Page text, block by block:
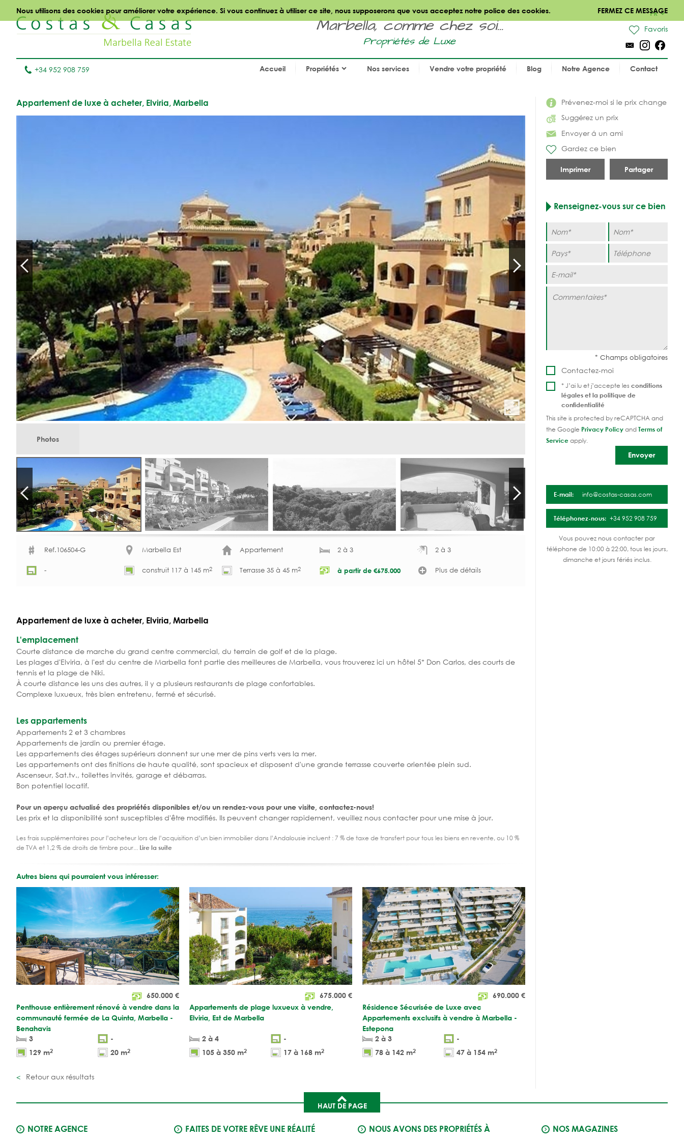
Nous utilisons des cookies pour améliorer votre expérience. Si vous continuez à utiliser ce site, nous supposerons que vous acceptez notre police des cookies. FERMEZ CE MESSAGE
Marbella, comme chez soi...
Propriétés de Luxe
FR
Favoris
+34 952 908 759 Accueil Propriétés Nos services Vendre votre propriété Blog Notre Agence Contact
Prévenez-moi si le prix change
Suggérez un prix
Envoyer á un ami
Gardez ce bien
Imprimer Partager
Appartement de luxe à acheter, Elviria, Marbella
Photos
Ref.106504-G Marbella Est Appartement 2 à 3 2 à 3
- construit 117 à 145 m2 Terrasse 35 à 45 m2 à partir de €675.000 Plus de détails
Appartement de luxe à acheter, Elviria, Marbella
L'emplacement
Courte distance de marche du grand centre commercial, du terrain de golf et de la plage.
Les plages d'Elviria, à l'est du centre de Marbella font partie des meilleures de Marbella, vous trouverez ici un hôtel 5* Don Carlos, des courts de
tennis et la plage de Niki.
À courte distance les uns des autres, il y a plusieurs restaurants de plage confortables.
Complexe luxueux, très bien entretenu, fermé et sécurisé.
Les appartements
Appartements 2 et 3 chambres
Appartements de jardin ou premier étage.
Les appartements des étages supérieurs donnent sur une mer de pins verts vers la mer.
Les appartements ont des finitions de haute qualité, sont spacieux et disposent d'une grande terrasse couverte orientée plein sud.
Ascenseur, Sat.tv., toilettes invités, garage et débarras.
Bon potentiel locatif.
Pour un aperçu actualisé des propriétés disponibles et/ou un rendez-vous pour une visite, contactez-nous!
Les prix et la disponibilité sont susceptibles d'être modifiés. Ils peuvent changer rapidement, veuillez nous contacter pour une mise à jour.
Les frais supplémentaires pour l’acheteur lors de l’acquisition d’un bien immobilier dans l’Andalousie incluent : 7 % de taxe de transfert pour tous les biens en revente, ou 10 %
de TVA et 1,2 % de droits de timbre pour... Lire la suite
Renseignez-vous sur ce bien
Contactez-moi
* J’ai lu et j’accepte les conditions
légales et la politique de
confidentialité
This site is protected by reCAPTCHA and
the Google Privacy PolicyandTerms of
Serviceapply.
E-mail: info@costas-casas.com
Téléphonez-nous: +34 952 908 759
Vous pouvez nous contacter par
téléphone de 10:00 à 22:00, tous les jours,
dimanche et jours fériés inclus.
Autres biens qui pourraient vous intéresser:
650.000 €
Penthouse entièrement rénové à vendre dans la
communauté fermée de La Quinta, Marbella -
Benahavis
3
-
129 m2 20 m2
675.000 €
Appartements de plage luxueux à vendre,
Elviria, Est de Marbella
2 à 4
-
105 à 350 m2 17 à 168 m2
690.000 €
Résidence Sécurisée de Luxe avec
Appartements exclusifs à vendre à Marbella -
Estepona
2 à 3
-
78 à 142 m2 47 à 154 m2
Retour aux résultats
HAUT DE PAGE
NOTRE AGENCE FAITES DE VOTRE RÊVE UNE RÉALITÉ NOUS AVONS DES PROPRIÉTÉS À NOS MAGAZINES